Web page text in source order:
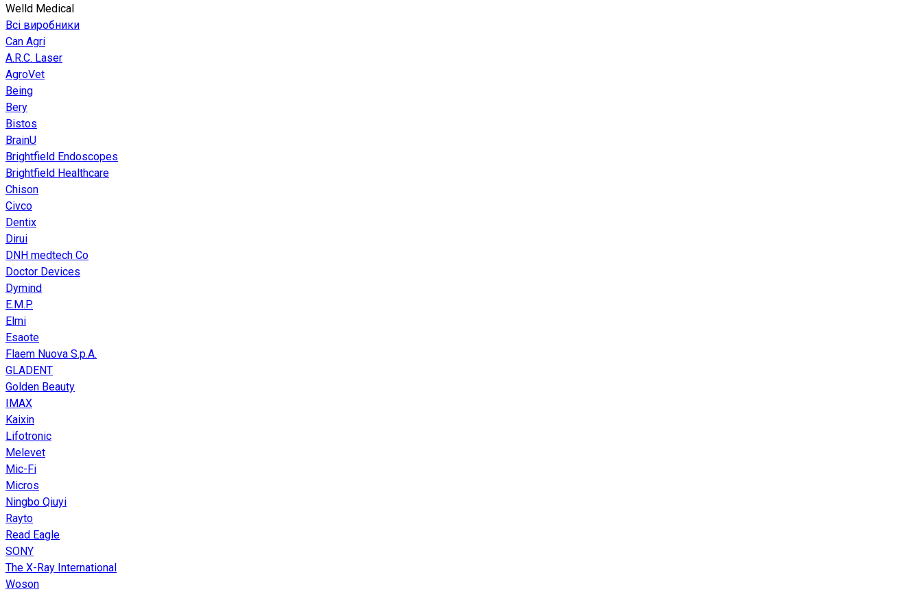
Welld Medical
Всі виробники
Can Agri
A.R.C. Laser
AgroVet
Being
Bery
Bistos
BrainU
Brightfield Endoscopes
Brightfield Healthcare
Chison
Civco
Dentix
Dirui
DNH medtech Co
Doctor Devices
Dymind
E.M.P.
Elmi
Esaote
Flaem Nuova S.p.A.
GLADENT
Golden Beauty
IMAX
Kaixin
Lifotronic
Melevet
Mic-Fi
Micros
Ningbo Qiuyi
Rayto
Read Eagle
SONY
The X-Ray International
Woson